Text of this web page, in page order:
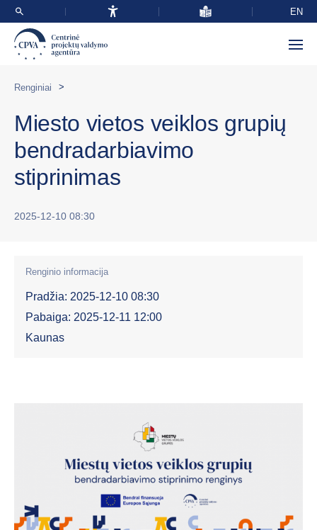
EN
Renginiai >
Miesto vietos veiklos grupių
bendradarbiavimo
stiprinimas
2025-12-10 08:30
Renginio informacija
Pradžia: 2025-12-10 08:30
Pabaiga: 2025-12-11 12:00
Kaunas